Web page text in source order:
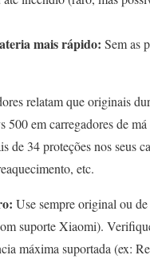
mais rápido: Sem as
relatam que originais
500 em carregadores de
de 34 proteções nos seus
etc.
Use sempre original ou
suporte Xiaomi).
máxima suportada (ex: